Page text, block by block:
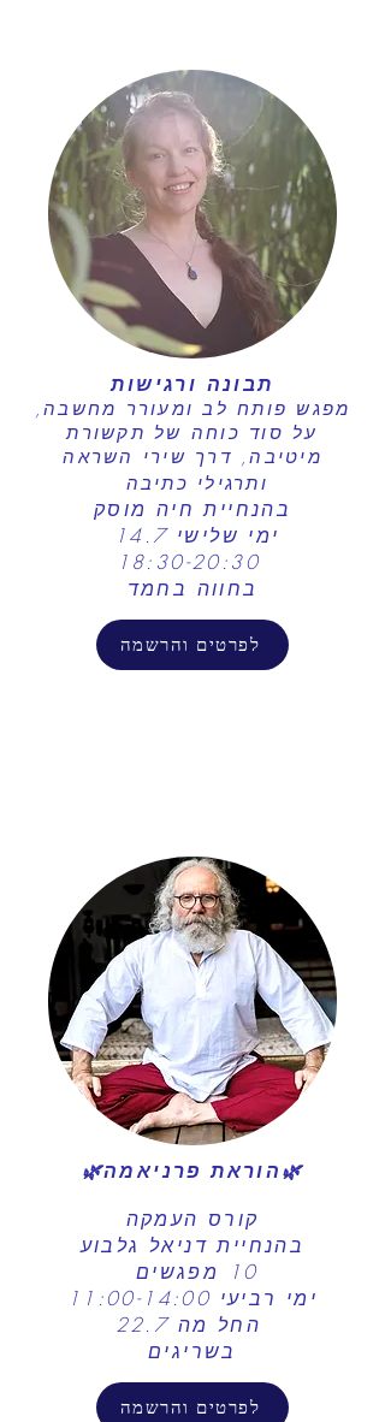
תבונה ורגישות
מפגש פותח לב ומעורר מחשבה,
על סוד כוחה של תקשורת
מיטיבה, דרך שירי השראה
ותרגילי כתיבה
בהנחיית חיה מוסק
ימי שלישי 14.7
18:30-20:30
בחווה בחמד
לפרטים והרשמה
🌿הוראת פרניאמה🌿
קורס העמקה​
בהנחיית דניאל גלבוע
10 מפגשים
ימי רביעי 11:00-14:00
החל מה 22.7
לפרטים והרשמה